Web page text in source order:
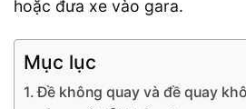
hoặc đưa xe vào gara.
Mục lục
Đề không quay và đề quay